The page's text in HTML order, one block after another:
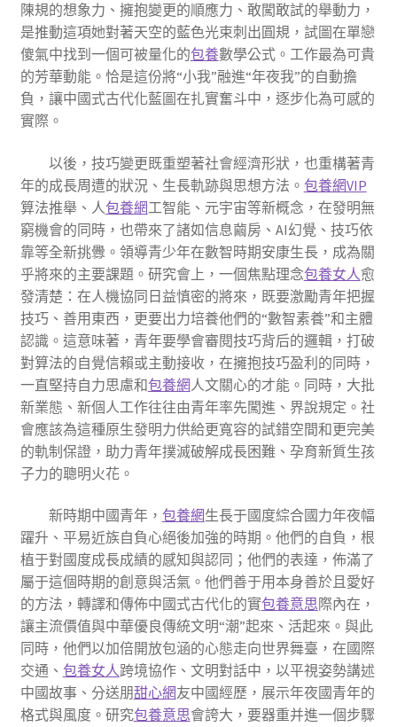
陳規的想象力、擁抱變更的順應力、敢闖敢試的舉動力，
是推動這項她對著天空的藍色光束刺出圓規，試圖在單戀
傻氣中找到一個可被量化的包養數學公式。工作最為可貴
的芳華動能。恰是這份將“小我”融進“年夜我”的自動擔
負，讓中國式古代化藍圖在扎實奮斗中，逐步化為可感的
實際。
以後，技巧變更既重塑著社會經濟形狀，也重構著青
年的成長周遭的狀況、生長軌跡與思想方法。 包養網VIP
算法推舉、人包養網工智能、元宇宙等新概念，在發明無
窮機會的同時，也帶來了諸如信息繭房、AI幻覺、技巧依
靠等全新挑釁。領導青少年在數智時期安康生長，成為關
乎將來的主要課題。研究會上，一個焦點理念包養女人愈
發清楚：在人機協同日益慎密的將來，既要激勵青年把握
技巧、善用東西，更要出力培養他們的“數智素養”和主體
認識。這意味著，青年要學會審閱技巧背后的邏輯，打破
對算法的自覺信賴或主動接收，在擁抱技巧盈利的同時，
一直堅持自力思慮和包養網人文關心的才能。同時，大批
新業態、新個人工作往往由青年率先闖進、界說規定。社
會應該為這種原生發明力供給更寬容的試錯空間和更完美
的軌制保證，助力青年撲滅破解成長困難、孕育新質生孩
子力的聰明火花。
新時期中國青年， 包養網生長于國度綜合國力年夜幅
躍升、平易近族自負心絕後加強的時期。他們的自負，根
植于對國度成長成績的感知與認同；他們的表達，佈滿了
屬于這個時期的創意與活氣。他們善于用本身善於且愛好
的方法，轉譯和傳佈中國式古代化的實包養意思際內在，
讓主流價值與中華優良傳統文明“潮”起來、活起來。與此
同時，他們以加倍開放包涵的心態走向世界舞臺，在國際
交通、 包養女人跨境協作、文明對話中，以平視姿勢講述
中國故事、分送朋甜心網友中國經歷，展示年夜國青年的
格式與風度。研究包養意思會誇大，要器重并進一個步驟